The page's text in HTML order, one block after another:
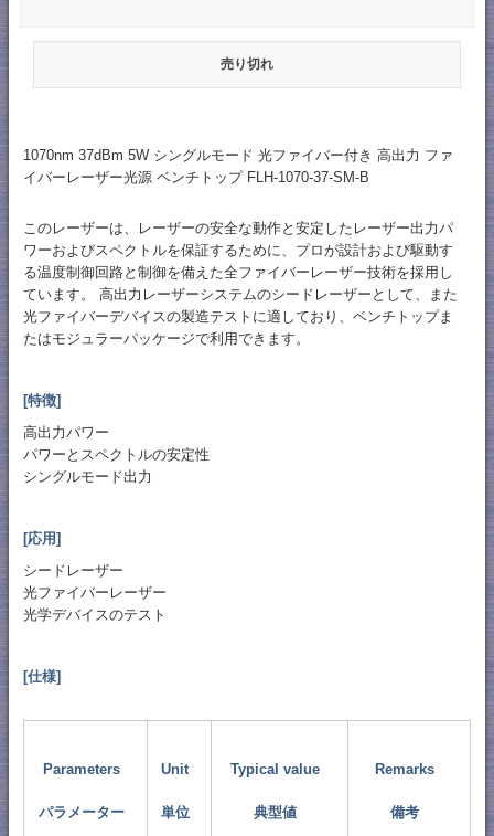
売り切れ
1070nm 37dBm 5W シングルモード 光ファイバー付き 高出力 ファ
イバーレーザー光源 ベンチトップ FLH-1070-37-SM-B
このレーザーは、レーザーの安全な動作と安定したレーザー出力パ
ワーおよびスペクトルを保証するために、プロが設計および駆動す
る温度制御回路と制御を備えた全ファイバーレーザー技術を採用し
ています。 高出力レーザーシステムのシードレーザーとして、また
光ファイバーデバイスの製造テストに適しており、ベンチトップま
たはモジュラーパッケージで利用できます。
[特徴]
高出力パワー
パワーとスペクトルの安定性
シングルモード出力
[応用]
シードレーザー
光ファイバーレーザー
光学デバイスのテスト
[仕様]
Parameters
パラメーター
Unit
単位
Typical value
典型値
Remarks
備考